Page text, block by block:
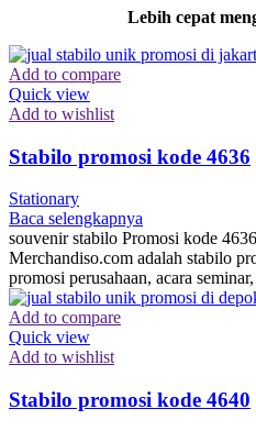
Lebih cepat
Add to compare
Quick view
Add to wishlist
Stabilo promosi kode 4636
Stationary
Baca selengkapnya
souvenir stabilo Promosi kode
Merchandiso.com adalah stabilo
promosi perusahaan, acara
Add to compare
Quick view
Add to wishlist
Stabilo promosi kode 4640